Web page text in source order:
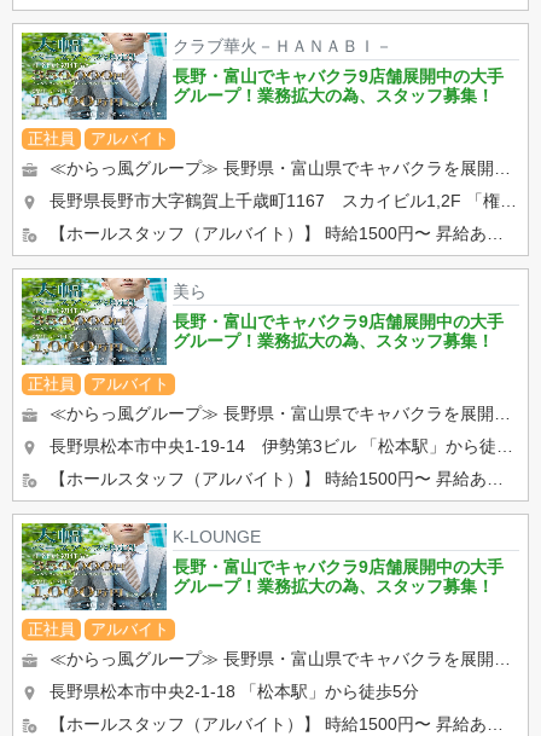
クラブ華火－ＨＡＮＡＢＩ－
長野・富山でキャバクラ9店舗展開中の大手
グループ！業務拡大の為、スタッフ募集！
正社員 アルバイト
長野県長野市大字鶴賀上千歳町1167 スカイビル1,2F
「権堂駅」から徒歩8分
美ら
長野・富山でキャバクラ9店舗展開中の大手
グループ！業務拡大の為、スタッフ募集！
正社員 アルバイト
長野県松本市中央1-19-14 伊勢第3ビル
「松本駅」から徒歩5分
K-LOUNGE
長野・富山でキャバクラ9店舗展開中の大手
グループ！業務拡大の為、スタッフ募集！
正社員 アルバイト
長野県松本市中央2-1-18
「松本駅」から徒歩5分